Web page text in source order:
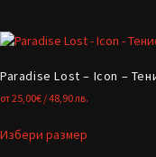
Paradise Lost – Icon –
от25,00€ / 48,90 лв.
Избери размер